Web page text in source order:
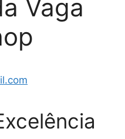
Vaga